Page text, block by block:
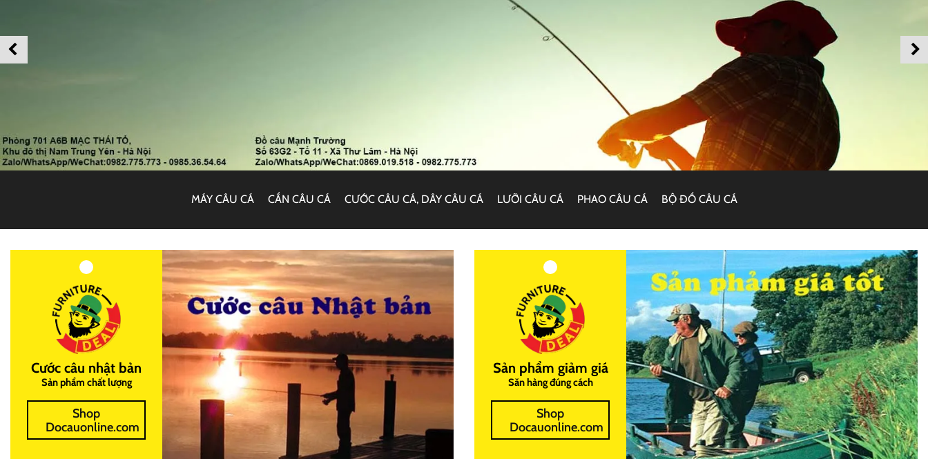
MÁY CÂU CÁ CẦN CÂU CÁ CƯỚC CÂU CÁ, DÂY CÂU CÁ LƯỠI CÂU CÁ PHAO CÂU CÁ BỘ ĐỒ CÂU CÁ
Cước câu nhật bản
Sản phẩm chất lượng
Shop
Docauonline.com
Sản phẩm giảm giá
Săn hàng đúng cách
Shop
Docauonline.com